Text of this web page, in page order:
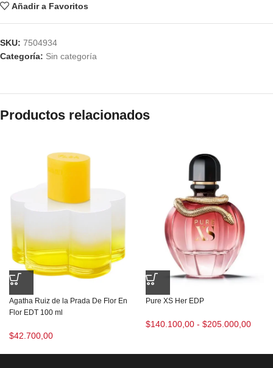
Añadir a Favoritos
SKU: 7504934
Categoría: Sin categoría
Productos relacionados
Agatha Ruiz de la Prada De Flor En
Flor EDT 100 ml
$42.700,00
Pure XS Her EDP
$140.100,00 - $205.000,00